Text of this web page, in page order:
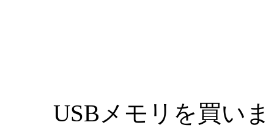
USBメモリを買い